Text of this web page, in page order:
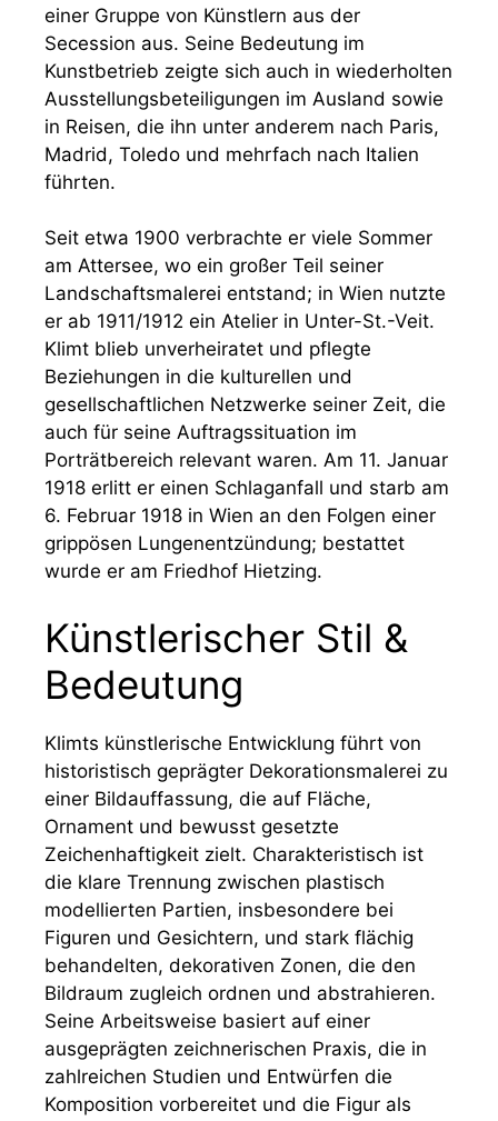
einer Gruppe von Künstlern aus der
Secession aus. Seine Bedeutung im
Kunstbetrieb zeigte sich auch in wiederholten
Ausstellungsbeteiligungen im Ausland sowie
in Reisen, die ihn unter anderem nach Paris,
Madrid, Toledo und mehrfach nach Italien
führten.
Seit etwa 1900 verbrachte er viele Sommer
am Attersee, wo ein großer Teil seiner
Landschaftsmalerei entstand; in Wien nutzte
er ab 1911/1912 ein Atelier in Unter-St.-Veit.
Klimt blieb unverheiratet und pflegte
Beziehungen in die kulturellen und
gesellschaftlichen Netzwerke seiner Zeit, die
auch für seine Auftragssituation im
Porträtbereich relevant waren. Am 11. Januar
1918 erlitt er einen Schlaganfall und starb am
6. Februar 1918 in Wien an den Folgen einer
grippösen Lungenentzündung; bestattet
wurde er am Friedhof Hietzing.
Künstlerischer Stil &
Bedeutung
Klimts künstlerische Entwicklung führt von
historistisch geprägter Dekorationsmalerei zu
einer Bildauffassung, die auf Fläche,
Ornament und bewusst gesetzte
Zeichenhaftigkeit zielt. Charakteristisch ist
die klare Trennung zwischen plastisch
modellierten Partien, insbesondere bei
Figuren und Gesichtern, und stark flächig
behandelten, dekorativen Zonen, die den
Bildraum zugleich ordnen und abstrahieren.
Seine Arbeitsweise basiert auf einer
ausgeprägten zeichnerischen Praxis, die in
zahlreichen Studien und Entwürfen die
Komposition vorbereitet und die Figur als